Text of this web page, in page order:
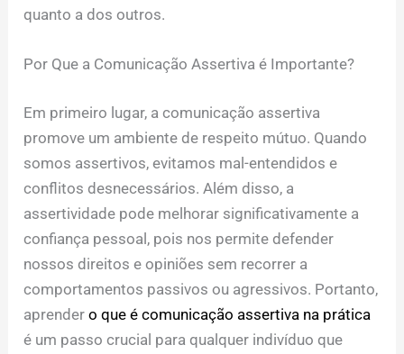
quanto a dos outros.
Por Que a Comunicação Assertiva é Importante?
Em primeiro lugar, a comunicação assertiva
promove um ambiente de respeito mútuo. Quando
somos assertivos, evitamos mal-entendidos e
conflitos desnecessários. Além disso, a
assertividade pode melhorar significativamente a
confiança pessoal, pois nos permite defender
nossos direitos e opiniões sem recorrer a
comportamentos passivos ou agressivos. Portanto,
aprendero que é comunicação assertiva na prática
é um passo crucial para qualquer indivíduo que